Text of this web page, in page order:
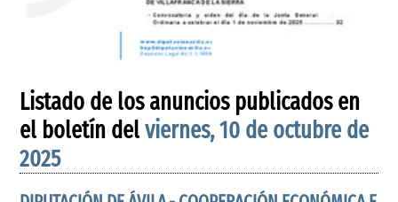
Listado de los anuncios publicados en
el boletín delviernes, 10 de octubre de
2025